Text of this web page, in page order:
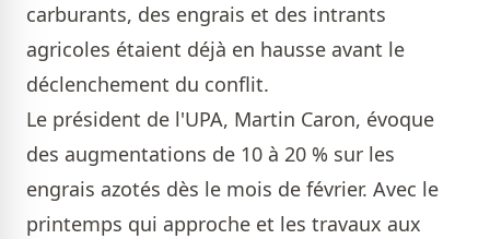
carburants, des engrais et des intrants
agricoles étaient déjà en hausse avant le
déclenchement du conflit.
Le président de l'UPA, Martin Caron, évoque
des augmentations de 10 à 20 % sur les
engrais azotés dès le mois de février. Avec le
printemps qui approche et les travaux aux